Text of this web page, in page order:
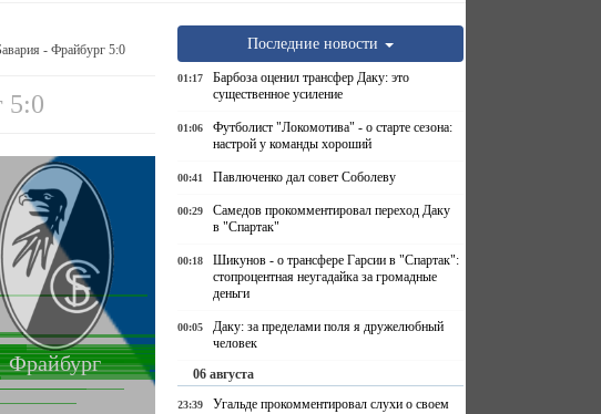
- Фрайбург 5:0
5:0
Фрайбург
Последние новости
01:17
Барбоза оценил трансфер Даку: это
существенное усиление
01:06
Футболист "Локомотива" - о старте сезона:
настрой у команды хороший
00:41 Павлюченко дал совет Соболеву
00:29
Самедов прокомментировал переход Даку
в "Спартак"
00:18
Шикунов - о трансфере Гарсии в "Спартак":
стопроцентная неугадайка за громадные
деньги
00:05
Даку: за пределами поля я дружелюбный
человек
06 августа
23:39
Угальде прокомментировал слухи о своем